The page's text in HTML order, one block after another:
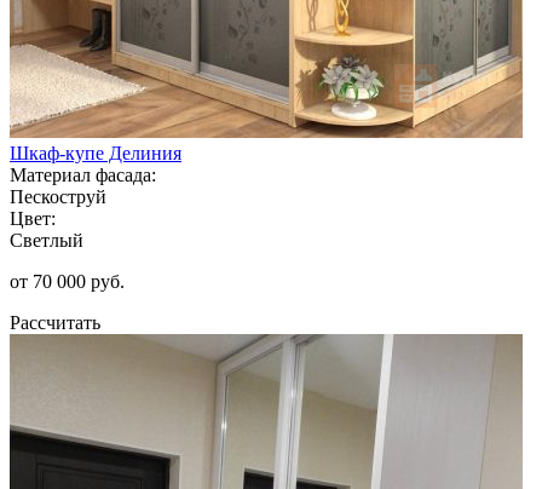
Шкаф-купе Делиния
Материал фасада:
Пескоструй
Цвет:
Светлый
от 70 000 руб.
Рассчитать